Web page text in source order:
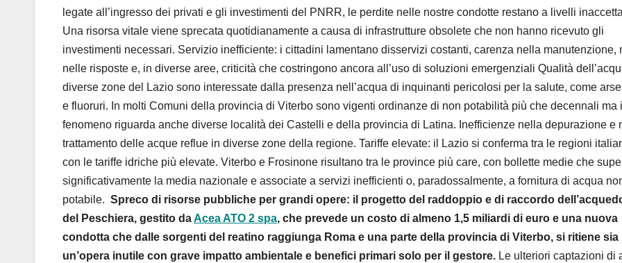
legate all’ingresso dei privati e gli investimenti del PNRR, le perdite nelle nostre condotte restano a livelli
Una risorsa vitale viene sprecata quotidianamente a causa di infrastrutture obsolete che non hanno ricevuto gli
investimenti necessari. Servizio inefficiente: i cittadini lamentano disservizi costanti, carenza nella manutenzione,
nelle risposte e, in diverse aree, criticità che costringono ancora all’uso di soluzioni emergenziali Qualità
diverse zone del Lazio sono interessate dalla presenza nell’acqua di inquinanti pericolosi per la salute, come
e fluoruri. In molti Comuni della provincia di Viterbo sono vigenti ordinanze di non potabilità più che decennali ma il
fenomeno riguarda anche diverse località dei Castelli e della provincia di Latina. Inefficienze nella depurazione e
trattamento delle acque reflue in diverse zone della regione. Tariffe elevate: il Lazio si conferma tra le regioni
con le tariffe idriche più elevate. Viterbo e Frosinone risultano tra le province più care, con bollette medie che
significativamente la media nazionale e associate a servizi inefficienti o, paradossalmente, a fornitura di acqua
potabile. Spreco di risorse pubbliche per grandi opere: il progetto del raddoppio e di raccordo
del Peschiera, gestito daAcea ATO 2 spa, che prevede un costo di almeno 1,5 miliardi di euro e una nuova
condotta che dalle sorgenti del reatino raggiunga Roma e una parte della provincia di Viterbo, si ritiene sia
un’opera inutile con grave impatto ambientale e benefici primari solo per il gestore. Le ulteriori captazioni di